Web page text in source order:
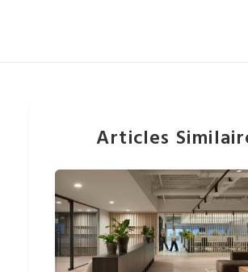
Articles